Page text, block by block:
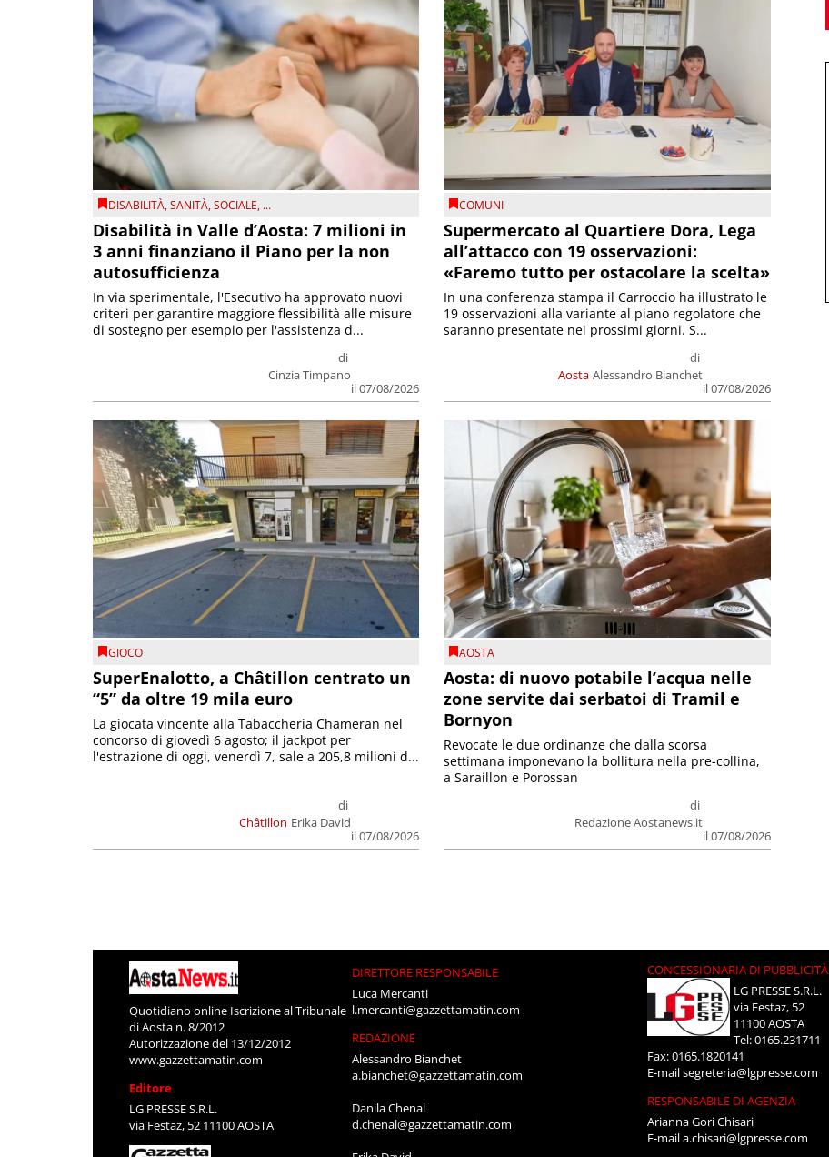
DISABILITÀ,SANITÀ,SOCIALE, ...
Disabilità in Valle d’Aosta: 7 milioni in
3 anni finanziano il Piano per la non
autosufficienza
di
Cinzia Timpano
il 07/08/2026
In via sperimentale, l'Esecutivo ha approvato nuovi
criteri per garantire maggiore flessibilità alle misure
di sostegno per esempio per l'assistenza d...
COMUNI
Supermercato al Quartiere Dora, Lega
all’attacco con 19 osservazioni:
«Faremo tutto per ostacolare la scelta»
Aosta
di
Alessandro Bianchet
il 07/08/2026
In una conferenza stampa il Carroccio ha illustrato le
19 osservazioni alla variante al piano regolatore che
saranno presentate nei prossimi giorni. S...
GIOCO
SuperEnalotto, a Châtillon centrato un
“5” da oltre 19 mila euro
Châtillon
di
Erika David
il 07/08/2026
La giocata vincente alla Tabaccheria Chameran nel
concorso di giovedì 6 agosto; il jackpot per
l'estrazione di oggi, venerdì 7, sale a 205,8 milioni d...
AOSTA
Aosta: di nuovo potabile l’acqua nelle
zone servite dai serbatoi di Tramil e
Bornyon
di
Redazione Aostanews.it
il 07/08/2026
Revocate le due ordinanze che dalla scorsa
settimana imponevano la bollitura nella pre-collina,
a Saraillon e Porossan
Quotidiano online Iscrizione al Tribunale
di Aosta n. 8/2012
Autorizzazione del 13/12/2012
www.gazzettamatin.com
Editore
LG PRESSE S.R.L.
via Festaz, 52 11100 AOSTA
DIRETTORE RESPONSABILE
Luca Mercanti
l.mercanti@gazzettamatin.com
REDAZIONE
Alessandro Bianchet
a.bianchet@gazzettamatin.com
Danila Chenal
d.chenal@gazzettamatin.com
CONCESSIONARIA DI PUBBLICITÀ
LG PRESSE S.R.L.
via Festaz, 52
11100 AOSTA
Tel: 0165.231711
Fax: 0165.1820141
E-mailsegreteria@lgpresse.com
RESPONSABILE DI AGENZIA
Arianna Gori Chisari
E-maila.chisari@lgpresse.com